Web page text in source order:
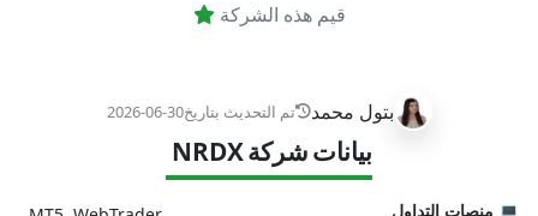
بتول محمد تم التحديث بتاريخ2026-06-30
قيم هذه الشركة
بيانات شركة NRDX
💻 منصات التداول